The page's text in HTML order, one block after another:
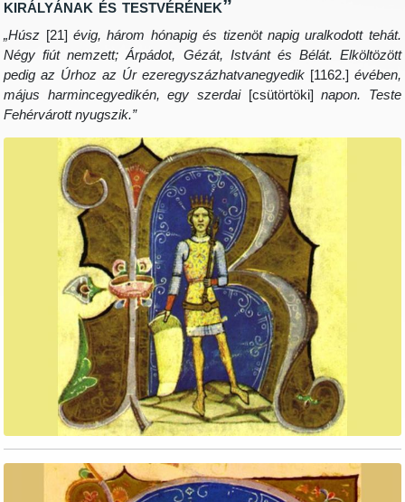
királyának és testvérének”
„Húsz [21]évig, három hónapig és tizenöt napig uralkodott tehát.
Négy fiút nemzett; Árpádot, Gézát, Istvánt és Bélát. Elköltözött
pedig az Úrhoz az Úr ezeregyszázhatvanegyedik[1162.] évében,
május harmincegyedikén, egy szerdai
[csütörtöki] napon. Teste
Fehérvárott nyugszik.”